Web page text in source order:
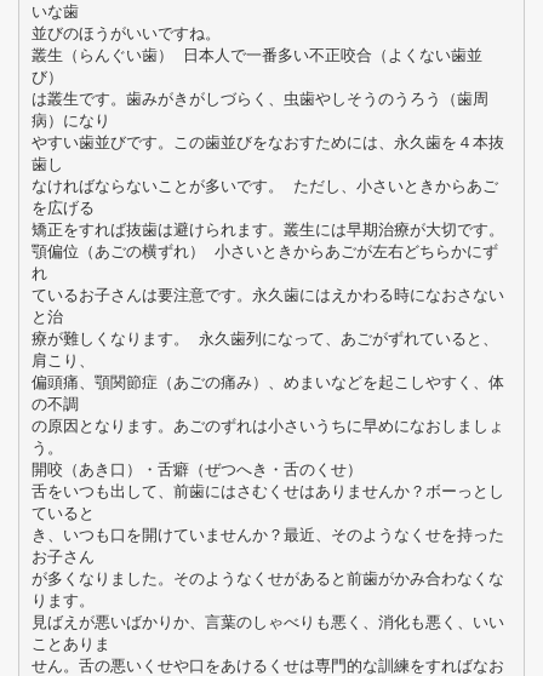
いな歯
並びのほうがいいですね。
叢生（らんぐい歯） 日本人で一番多い不正咬合（よくない歯並
び）
は叢生です。歯みがきがしづらく、虫歯やしそうのうろう（歯周
病）になり
やすい歯並びです。この歯並びをなおすためには、永久歯を４本抜
歯し
なければならないことが多いです。 ただし、小さいときからあご
を広げる
矯正をすれば抜歯は避けられます。叢生には早期治療が大切です。
顎偏位（あごの横ずれ） 小さいときからあごが左右どちらかにず
れ
ているお子さんは要注意です。永久歯にはえかわる時になおさない
と治
療が難しくなります。 永久歯列になって、あごがずれていると、
肩こり、
偏頭痛、顎関節症（あごの痛み）、めまいなどを起こしやすく、体
の不調
の原因となります。あごのずれは小さいうちに早めになおしましょ
う。
開咬（あき口）・舌癖（ぜつへき・舌のくせ）
舌をいつも出して、前歯にはさむくせはありませんか？ボーっとし
ていると
き、いつも口を開けていませんか？最近、そのようなくせを持った
お子さん
が多くなりました。そのようなくせがあると前歯がかみ合わなくな
ります。
見ばえが悪いばかりか、言葉のしゃべりも悪く、消化も悪く、いい
ことありま
せん。舌の悪いくせや口をあけるくせは専門的な訓練をすればなお